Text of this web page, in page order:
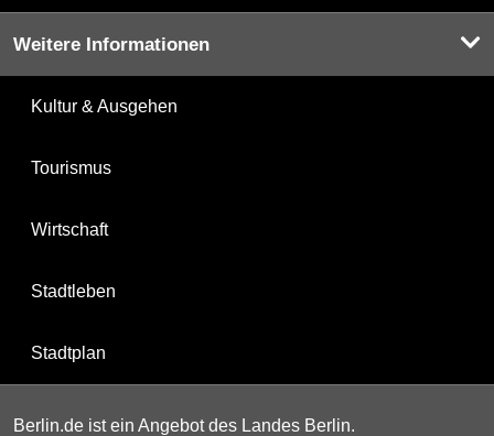
Weitere Informationen
Kultur & Ausgehen
Tourismus
Wirtschaft
Stadtleben
Stadtplan
Berlin.de ist ein Angebot des Landes Berlin.